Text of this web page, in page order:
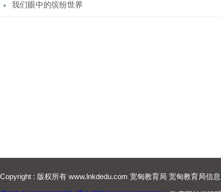
我们眼中的缤纷世界
Copyright : 版权所有 www.lnkdedu.com 宽甸教育局 宽甸教育局信